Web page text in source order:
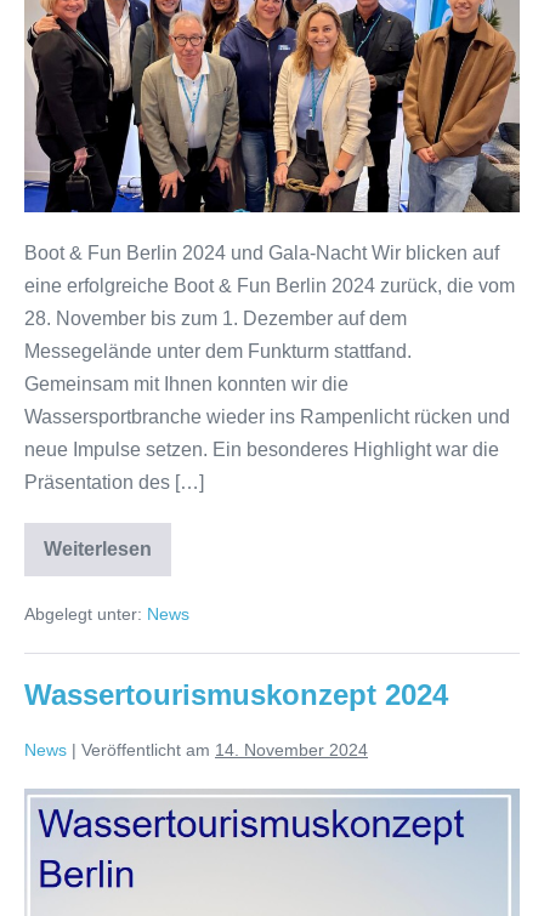
Boot & Fun Berlin 2024 und Gala-Nacht Wir blicken auf
eine erfolgreiche Boot & Fun Berlin 2024 zurück, die vom
28. November bis zum 1. Dezember auf dem
Messegelände unter dem Funkturm stattfand.
Gemeinsam mit Ihnen konnten wir die
Wassersportbranche wieder ins Rampenlicht rücken und
neue Impulse setzen. Ein besonderes Highlight war die
Präsentation des […]
Weiterlesen
Boot&Fun
2024
Abgelegt unter: News
Wassertourismuskonzept 2024
News | Veröffentlicht am 14. November 2024
Wassertourismuskonzept
2024